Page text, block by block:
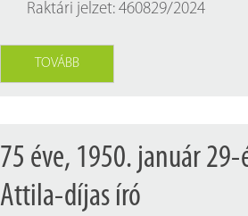
Raktári jelzet: 460829/2024
TOVÁBB
75 éve, 1950. január
Attila-díjas író